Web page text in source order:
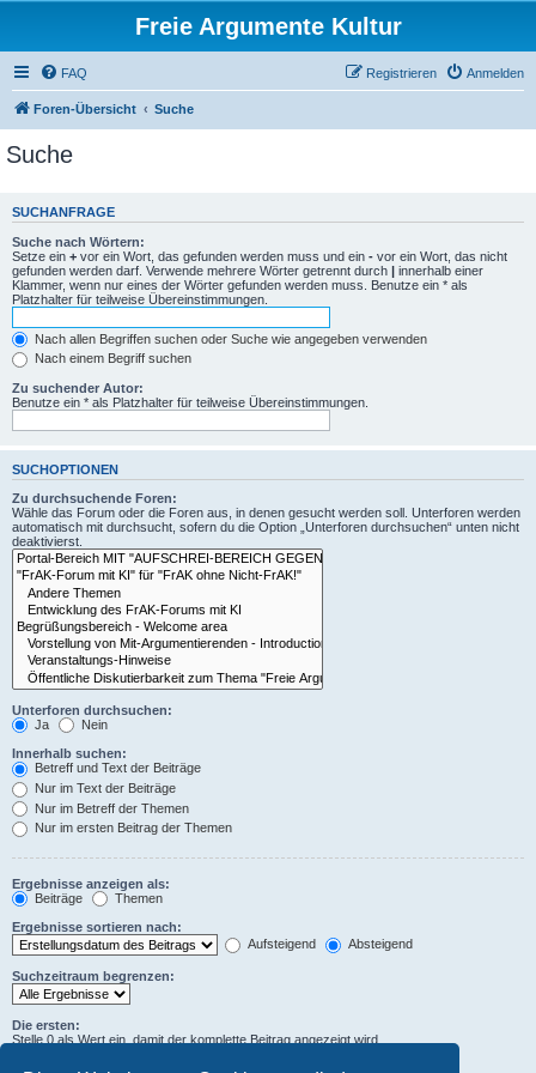
Freie Argumente Kultur
FAQ Anmelden
Registrieren
Foren-Übersicht Suche
Suche
SUCHANFRAGE
Suche nach Wörtern:
Setze ein + vor ein Wort, das gefunden werden muss und ein - vor ein Wort, das nicht
gefunden werden darf. Verwende mehrere Wörter getrennt durch | innerhalb einer
Klammer, wenn nur eines der Wörter gefunden werden muss. Benutze ein * als
Platzhalter für teilweise Übereinstimmungen.
Nach allen Begriffen suchen oder Suche wie angegeben verwenden
Nach einem Begriff suchen
Zu suchender Autor:
Benutze ein * als Platzhalter für teilweise Übereinstimmungen.
SUCHOPTIONEN
Zu durchsuchende Foren:
Wähle das Forum oder die Foren aus, in denen gesucht werden soll. Unterforen werden
automatisch mit durchsucht, sofern du die Option „Unterforen durchsuchen“ unten nicht
deaktivierst.
Unterforen durchsuchen:
Ja
Nein
Innerhalb suchen:
Betreff und Text der Beiträge
Nur im Text der Beiträge
Nur im Betreff der Themen
Nur im ersten Beitrag der Themen
Ergebnisse anzeigen als:
Beiträge
Themen
Ergebnisse sortieren nach:
Aufsteigend
Absteigend
Suchzeitraum begrenzen:
Die ersten:
Stelle 0 als Wert ein, damit der komplette Beitrag angezeigt wird.